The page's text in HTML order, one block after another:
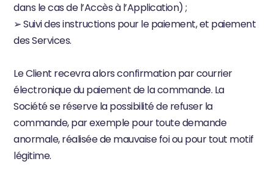
dans le cas de l’Accès à l’Application) ;
➢ Suivi des instructions pour le paiement, et paiement
des Services.
Le Client recevra alors confirmation par courrier
électronique du paiement de la commande. La
Société se réserve la possibilité de refuser la
commande, par exemple pour toute demande
anormale, réalisée de mauvaise foi ou pour tout motif
légitime.